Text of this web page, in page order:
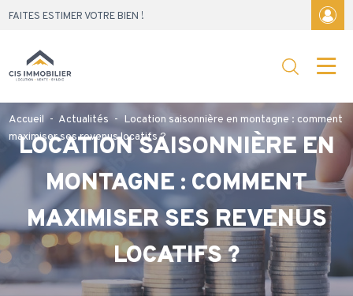
toFAITES ESTIMER VOTRE BIEN !
Accueil - Actualités - Location saisonnière en montagne : comment
maximiser ses revenus locatifs ?
LOCATION SAISONNIÈRE EN
MONTAGNE : COMMENT
MAXIMISER SES REVENUS
LOCATIFS ?